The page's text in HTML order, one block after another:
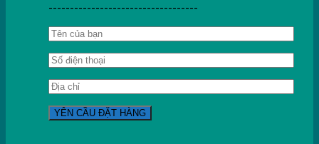
-----------------------------------